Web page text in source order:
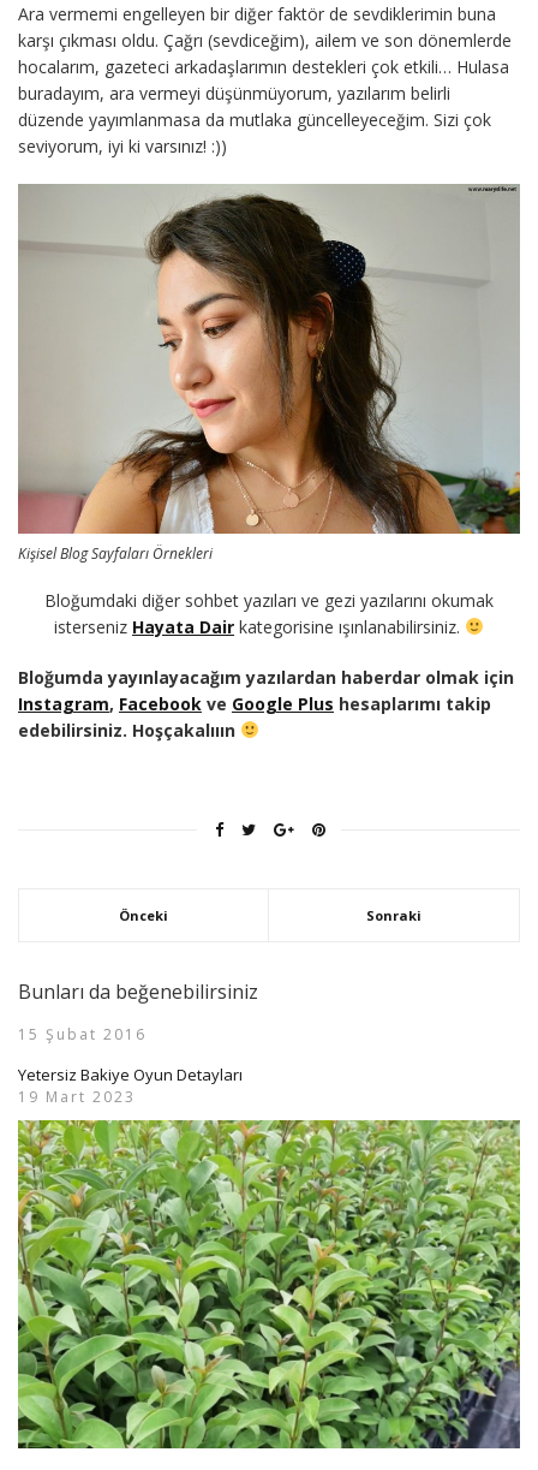
Ara vermemi engelleyen bir diğer faktör de sevdiklerimin buna
karşı çıkması oldu. Çağrı (sevdiceğim), ailem ve son dönemlerde
hocalarım, gazeteci arkadaşlarımın destekleri çok etkili… Hulasa
buradayım, ara vermeyi düşünmüyorum, yazılarım belirli
düzende yayımlanmasa da mutlaka güncelleyeceğim. Sizi çok
seviyorum, iyi ki varsınız! :))
Kişisel Blog Sayfaları Örnekleri
Bloğumdaki diğer sohbet yazıları ve gezi yazılarını okumak
isterseniz Hayata Dair kategorisine ışınlanabilirsiniz.
Bloğumda yayınlayacağım yazılardan haberdar olmak için
Instagram, Facebook ve Google Plus hesaplarımı takip
edebilirsiniz. Hoşçakalııın
Önceki Sonraki
Bunları da beğenebilirsiniz
15 Şubat 2016
Yetersiz Bakiye Oyun Detayları
19 Mart 2023